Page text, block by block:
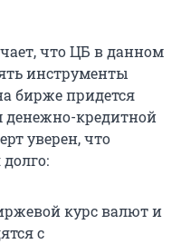
что ЦБ в данном
инструменты
бирже придется
денежно-кредитной
уверен, что
курс валют и
с